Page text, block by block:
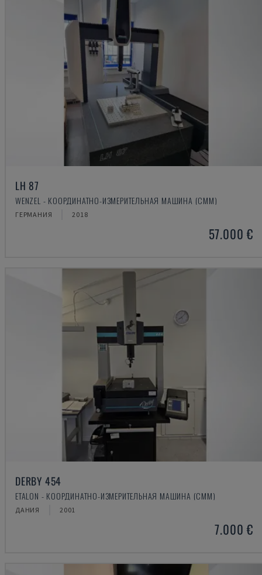
LH 87
WENZEL - КООРДИНАТНО-ИЗМЕРИТЕЛЬНАЯ МАШИНА (CMM)
ГЕРМАНИЯ 2018
57.000 €
DERBY 454
ETALON - КООРДИНАТНО-ИЗМЕРИТЕЛЬНАЯ МАШИНА (CMM)
ДАНИЯ 2001
7.000 €